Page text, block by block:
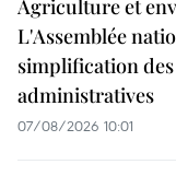
Agriculture et
L'Assemblée
simplification
administratives
07/08/2026 10:01